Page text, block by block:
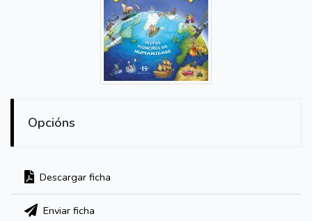
Opcións
Descargar ficha
Enviar ficha